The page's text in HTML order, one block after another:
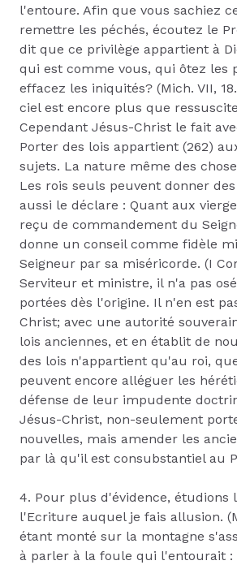
l'entoure. Afin que vous sachiez
remettre les péchés, écoutez le
dit que ce privilège appartient à
qui est comme vous, qui ôtez les
effacez les iniquités? (Mich. VII,
ciel est encore plus que
Cependant Jésus-Christ le fait
Porter des lois appartient (262)
sujets. La nature même des
Les rois seuls peuvent donner
aussi le déclare : Quant aux
reçu de commandement du
donne un conseil comme fidèle
Seigneur par sa miséricorde. (I
Serviteur et ministre, il n'a pas
portées dès l'origine. Il n'en est
Christ; avec une autorité
lois anciennes, et en établit de
des lois n'appartient qu'au roi,
peuvent encore alléguer les
défense de leur impudente
Jésus-Christ, non-seulement
nouvelles, mais amender les
par là qu'il est consubstantiel au
4. Pour plus d'évidence, étudions
l'Ecriture auquel je fais allusion.
étant monté sur la montagne
à parler à la foule qui l'entourait :